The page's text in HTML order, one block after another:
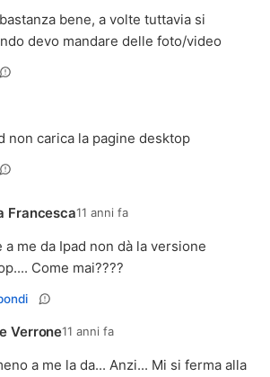
bene, a volte tuttavia si
devo mandare delle foto/video
non carica la pagine desktop
Francesca11 anni fa
a me da Ipad non dà la versione
Come mai????
Verrone11 anni fa
a me la da... Anzi... Mi si ferma alla